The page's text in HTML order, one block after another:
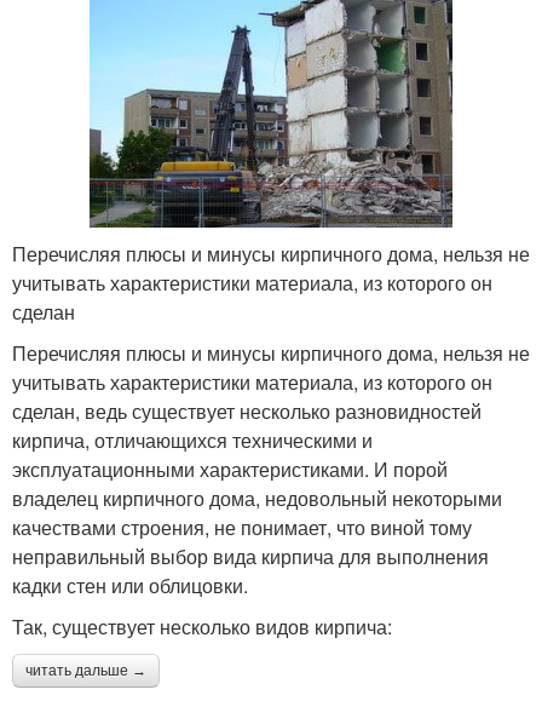
Перечисляя плюсы и минусы кирпичного дома, нельзя не
учитывать характеристики материала, из которого он
сделан
Перечисляя плюсы и минусы кирпичного дома, нельзя не
учитывать характеристики материала, из которого он
сделан, ведь существует несколько разновидностей
кирпича, отличающихся техническими и
эксплуатационными характеристиками. И порой
владелец кирпичного дома, недовольный некоторыми
качествами строения, не понимает, что виной тому
неправильный выбор вида кирпича для выполнения
кадки стен или облицовки.
Так, существует несколько видов кирпича:
читать дальше →